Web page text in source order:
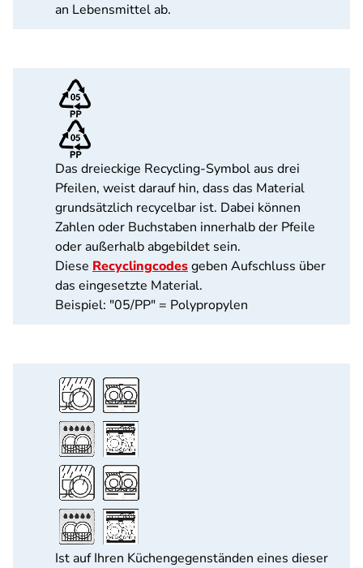
an Lebensmittel ab.
Das dreieckige Recycling-Symbol aus drei
Pfeilen, weist darauf hin, dass das Material
grundsätzlich recycelbar ist. Dabei können
Zahlen oder Buchstaben innerhalb der Pfeile
oder außerhalb abgebildet sein.
Diese Recyclingcodesgeben Aufschluss über
das eingesetzte Material.
Beispiel: "05/PP" = Polypropylen
Ist auf Ihren Küchengegenständen eines dieser